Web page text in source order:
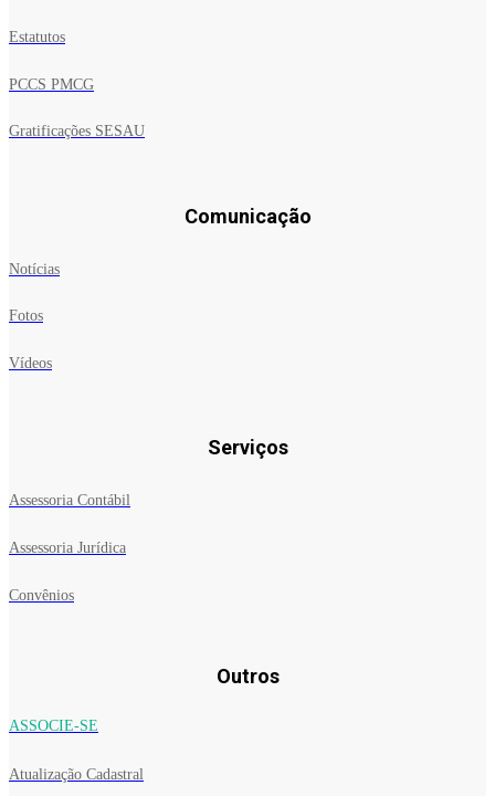
Estatutos
PCCS PMCG
Gratificações SESAU
Comunicação
Notícias
Fotos
Vídeos
Serviços
Assessoria Contábil
Assessoria Jurídica
Convênios
Outros
ASSOCIE-SE
Atualização Cadastral